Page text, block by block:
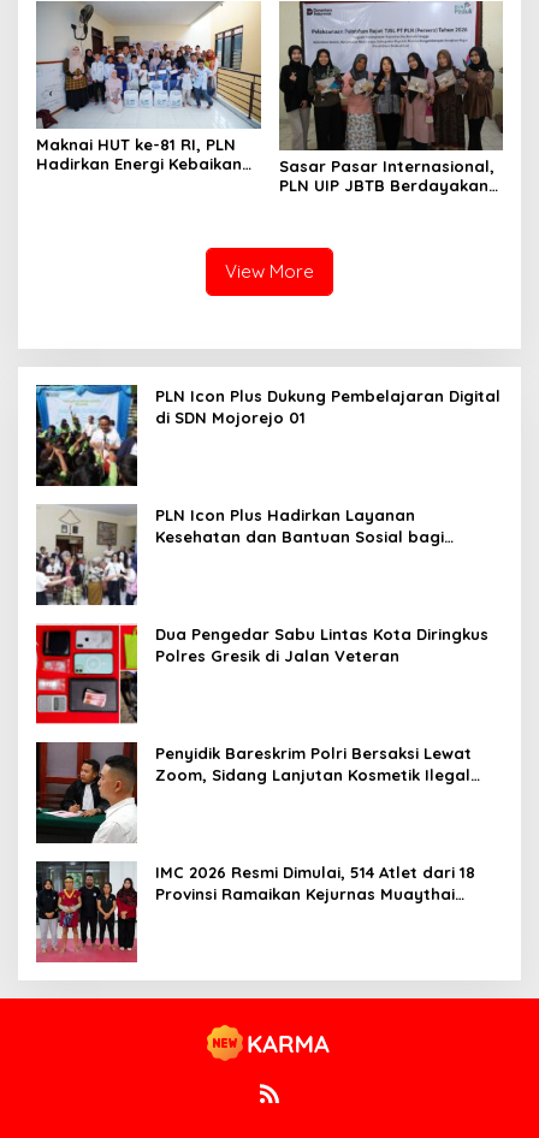
Maknai HUT ke-81 RI, PLN
Hadirkan Energi Kebaikan
Sasar Pasar Internasional,
PLN UIP JBTB Berdayakan
View More
PLN Icon Plus Dukung Pembelajaran Digital
di SDN Mojorejo 01
PLN Icon Plus Hadirkan Layanan
Kesehatan dan Bantuan Sosial bagi
Dua Pengedar Sabu Lintas Kota Diringkus
Polres Gresik di Jalan Veteran
Penyidik Bareskrim Polri Bersaksi Lewat
Zoom, Sidang Lanjutan Kosmetik Ilegal
IMC 2026 Resmi Dimulai, 514 Atlet dari 18
Provinsi Ramaikan Kejurnas Muaythai